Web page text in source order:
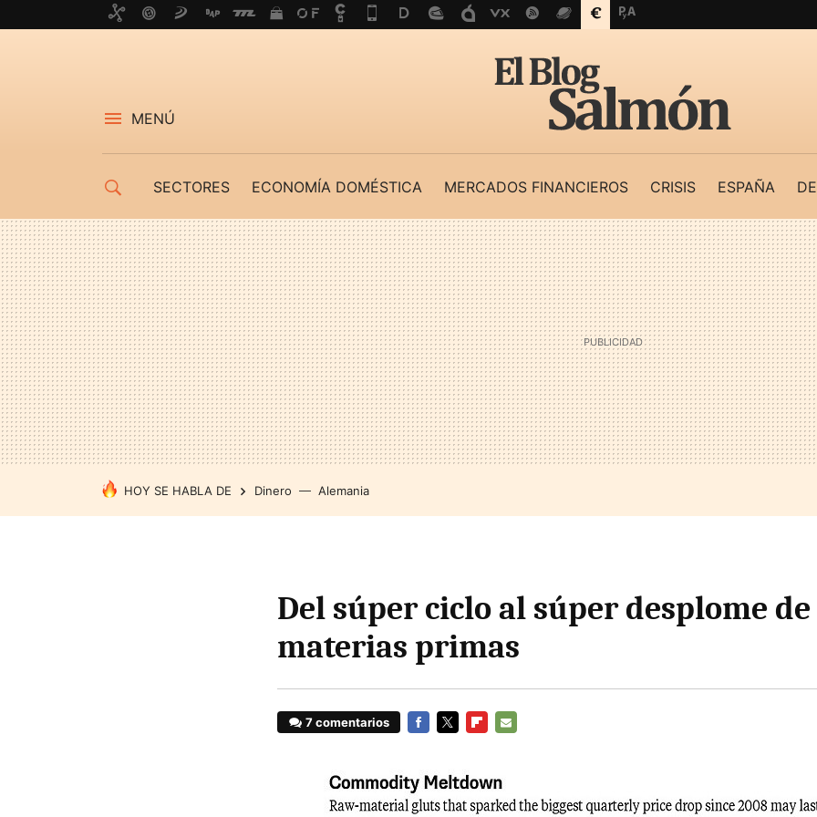
MENÚ
SECTORES ECONOMÍA DOMÉSTICA MERCADOS FINANCIEROS CRISIS ESPAÑA
HOY SE HABLA DE Dinero Alemania
Del súper ciclo al súper desplome
materias primas
7 comentarios